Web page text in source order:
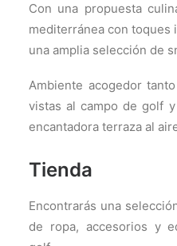
Con una propuesta
mediterránea con toques
una amplia selección de
Ambiente acogedor
vistas al campo de golf
encantadora terraza al
Tienda
Encontrarás una
de ropa, accesorios y